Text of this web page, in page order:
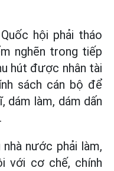
hội phải tháo
nghẽn trong tiếp
hút được nhân tài
sách cán bộ để
dám làm, dám dấn
nước phải làm,
với cơ chế, chính